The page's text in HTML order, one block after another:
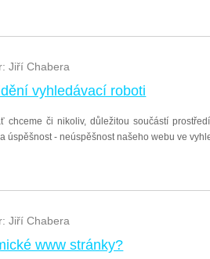
Jiří Chabera
vyhledávací roboti
chceme či nikoliv, důležitou součástí
úspěšnost - neúspěšnost našeho webu ve
Jiří Chabera
www stránky?